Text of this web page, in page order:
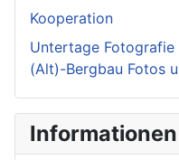
Kooperation
Untertage
(Alt)-Bergbau Fotos
Informationen